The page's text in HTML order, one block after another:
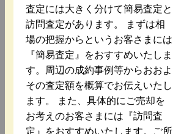
査定には大きく分けて簡易査定と
訪問査定があります。 まずは相
場の把握からというお客さまには
『簡易査定』をおすすめいたしま
す。周辺の成約事例等からおおよ
その査定額を概算でお伝えいたし
ます。 また、具体的にご売却を
お考えのお客さまには『訪問査
定』をおすすめいたします。ご所